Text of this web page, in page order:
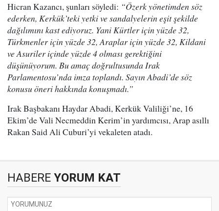
Hicran Kazancı, şunları söyledi: “Özerk yönetimden söz
ederken, Kerkük’teki yetki ve sandalyelerin eşit şekilde
dağılımını kast ediyoruz. Yani Kürtler için yüzde 32,
Türkmenler için yüzde 32, Araplar için yüzde 32, Kildani
ve Asuriler içinde yüzde 4 olması gerektiğini
düşünüyorum. Bu amaç doğrultusunda Irak
Parlamentosu’nda imza toplandı. Sayın Abadi’de söz
konusu öneri hakkında konuşmadı.”
Irak Başbakanı Haydar Abadi, Kerkük Valiliği’ne, 16
Ekim’de Vali Necmeddin Kerim’in yardımcısı, Arap asıllı
Rakan Said Ali Cuburi’yi vekaleten atadı.
HABERE YORUM KAT